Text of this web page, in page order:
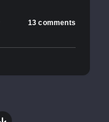
13 comments